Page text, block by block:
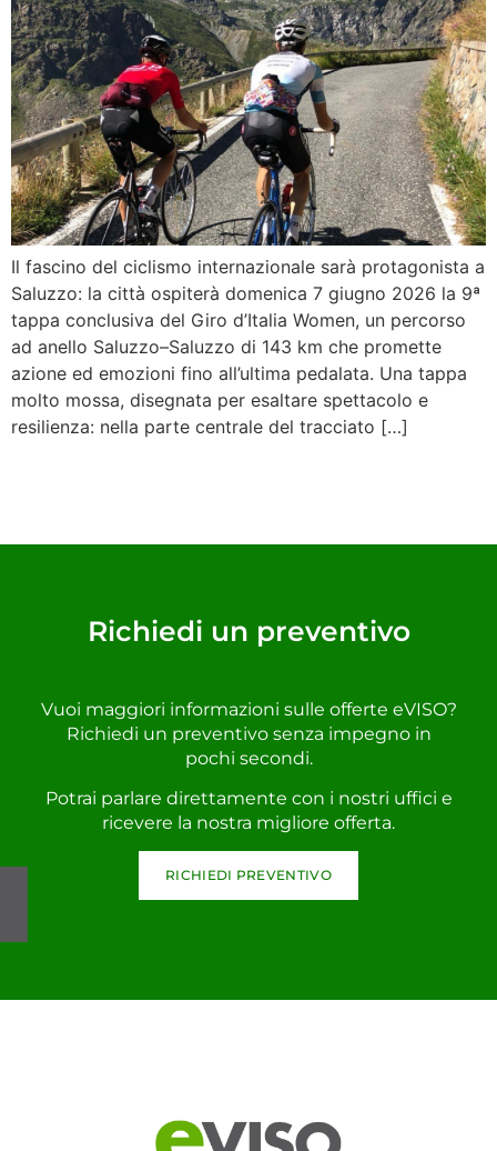
Il fascino del ciclismo internazionale sarà protagonista a
Saluzzo: la città ospiterà domenica 7 giugno 2026 la 9ª
tappa conclusiva del Giro d’Italia Women, un percorso
ad anello Saluzzo–Saluzzo di 143 km che promette
azione ed emozioni fino all’ultima pedalata. Una tappa
molto mossa, disegnata per esaltare spettacolo e
resilienza: nella parte centrale del tracciato […]
Richiedi un preventivo
Vuoi maggiori informazioni sulle offerte eVISO?
Richiedi un preventivo senza impegno in
pochi secondi.
Potrai parlare direttamente con i nostri uffici e
ricevere la nostra migliore offerta.
RICHIEDI PREVENTIVO